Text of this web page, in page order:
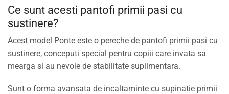
Ce sunt acesti pantofi primii pasi cu
sustinere?
Acest model Ponte este o pereche de pantofi primii pasi cu
sustinere, conceputi special pentru copiii care invata sa
mearga si au nevoie de stabilitate suplimentara.
Sunt o forma avansata de incaltaminte cu supinatie primii